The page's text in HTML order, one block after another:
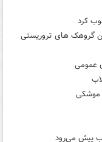
کرد
موشکی
پیش می‌رود